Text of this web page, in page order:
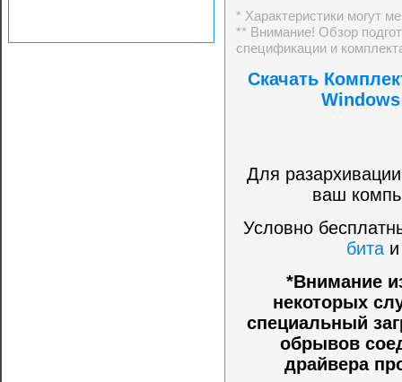
* Характеристики могут
** Внимание! Обзор
спецификации и
Скачать
Для
ваш
Условно
бита
*Внимание
некоторых
специальный
обрывов
драйвера